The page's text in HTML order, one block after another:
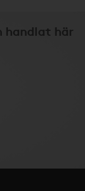
handlat här